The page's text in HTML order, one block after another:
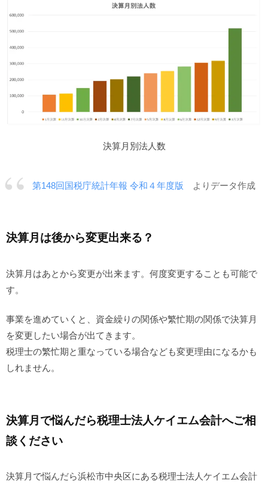
決算月別法人数
第148回国税庁統計年報 令和４年度版 よりデータ作成
決算月は後から変更出来る？
決算月はあとから変更が出来ます。何度変更することも可能で
す。
事業を進めていくと、資金繰りの関係や繁忙期の関係で決算月
を変更したい場合が出てきます。
税理士の繁忙期と重なっている場合なども変更理由になるかも
しれません。
決算月で悩んだら税理士法人ケイエム会計へご相
談ください
決算月で悩んだら浜松市中央区にある税理士法人ケイエム会計